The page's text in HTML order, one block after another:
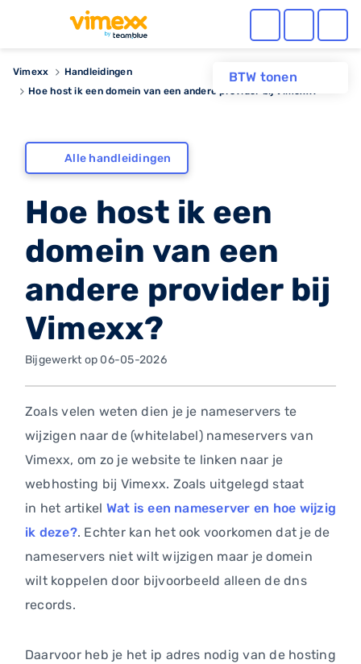
BTW tonen
Vimexx
Handleidingen
Hoe host ik een domein van een andere provider bij Vimexx?
Alle handleidingen
Hoe host ik een
domein van een
andere provider bij
Vimexx?
Bijgewerkt op 06-05-2026
Zoals velen weten dien je je nameservers te
wijzigen naar de (whitelabel) nameservers van
Vimexx, om zo je website te linken naar je
webhosting bij Vimexx. Zoals uitgelegd staat
in het artikel Wat is een nameserver en hoe wijzig
ik deze?. Echter kan het ook voorkomen dat je de
nameservers niet wilt wijzigen maar je domein
wilt koppelen door bijvoorbeeld alleen de dns
records.
Daarvoor heb je het ip adres nodig van de hosting